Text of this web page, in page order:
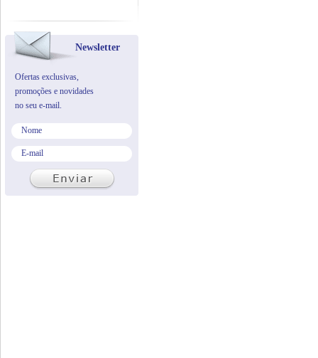
Newsletter
Ofertas exclusivas,
promoções e novidades
no seu e-mail.